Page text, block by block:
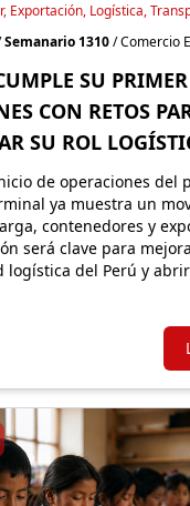
Exportación, Logística,
Semanario 1310/ Comercio
SU
CON RETOS
SU ROL
de operaciones del
ya muestra un
contenedores y
será clave para
logística del Perú y